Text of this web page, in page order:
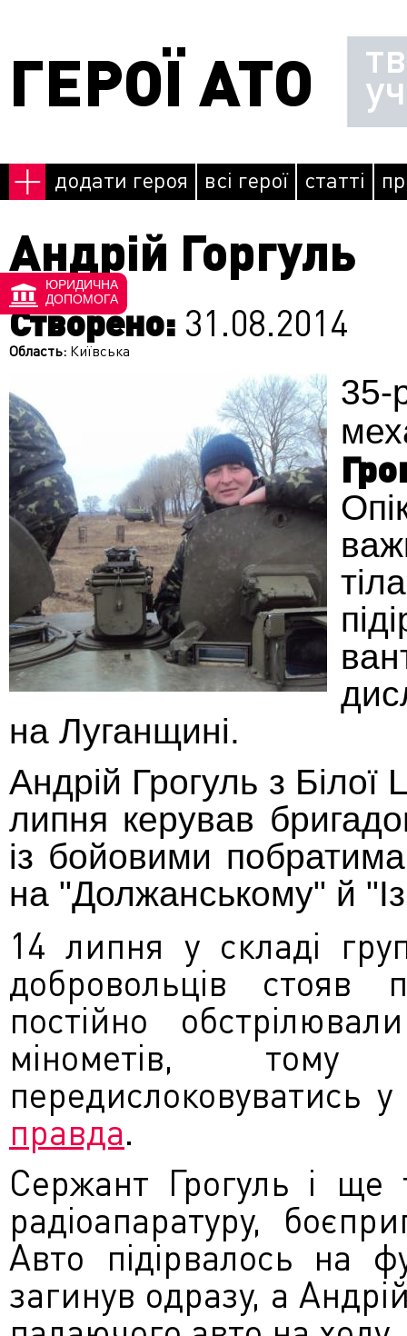
ГЕРОЇ АТО
додати героя всі герої статті
Андрій Горгуль
Створено: 31.08.2014
Область: Київська
35-
на Луганщині.
Андрій Грогуль з
липня керував
із бойовими
на "Должанському" й
14 липня у складі
добровольців стояв
постійно
мінометів, тому
правда.
Сержант Грогуль і ще
радіоапаратуру,
Авто підірвалось на
загинув одразу, а
ЮРИДИЧНА
ДОПОМОГА